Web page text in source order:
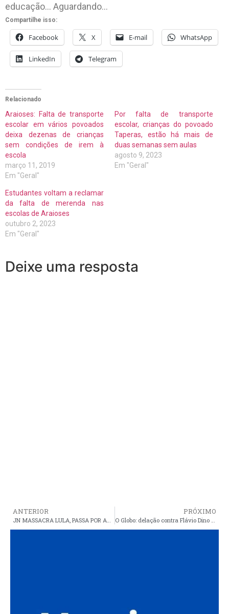
educação… Aguardando…
Compartilhe isso:
Facebook X E-mail WhatsApp
LinkedIn Telegram
Relacionado
Araioses: Falta de transporte
escolar em vários povoados
deixa dezenas de crianças
sem condições de irem à
escola
março 11, 2019
Em "Geral"
Por falta de transporte
escolar, crianças do povoado
Taperas, estão há mais de
duas semanas sem aulas
agosto 9, 2023
Em "Geral"
Estudantes voltam a reclamar
da falta de merenda nas
escolas de Araioses
outubro 2, 2023
Em "Geral"
Deixe uma resposta
ANTERIOR PRÓXIMO